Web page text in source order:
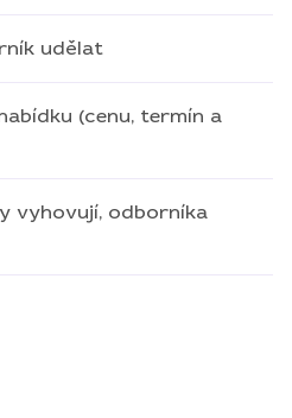
udělat
(cenu, termín a
vyhovují, odborníka